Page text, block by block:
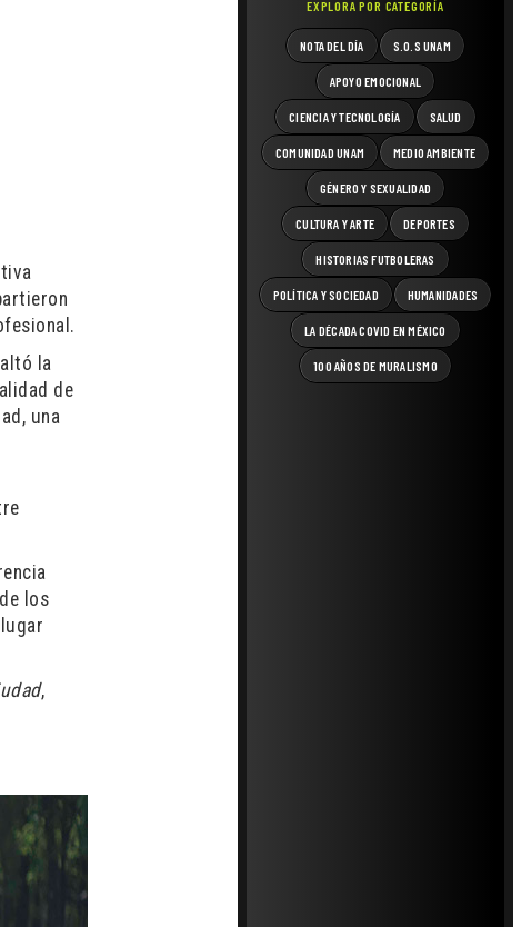
EXPLORA POR CATEGORÍA
NOTA DEL DÍA S.O.S UNAM
APOYO EMOCIONAL
CIENCIA Y TECNOLOGÍA SALUD
COMUNIDAD UNAM MEDIO AMBIENTE
GÉNERO Y SEXUALIDAD
CULTURA Y ARTE DEPORTES
HISTORIAS FUTBOLERAS
POLÍTICA Y SOCIEDAD HUMANIDADES
LA DÉCADA COVID EN MÉXICO
100 AÑOS DE MURALISMO
la
de
una
los
,